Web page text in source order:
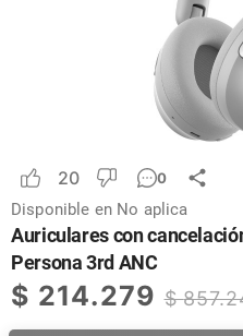
20 0
Disponible en No aplica
Auriculares con
Persona 3rd ANC
$ 214.279 $